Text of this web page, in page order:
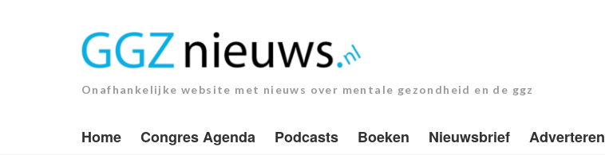
Onafhankelijke website met nieuws over mentale gezondheid en de ggz
Home Congres Agenda Podcasts Boeken Nieuwsbrief Adverteren